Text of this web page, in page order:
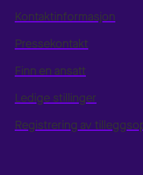
Kontaktinformasjon
Pressekontakt
Finn en ansatt
Ledige stillinger
Registrering av